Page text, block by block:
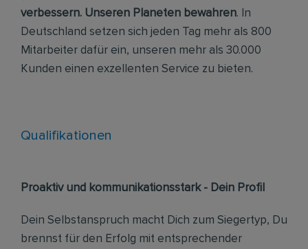
verbessern. Unseren Planeten bewahren. In
Deutschland setzen sich jeden Tag mehr als 800
Mitarbeiter dafür ein, unseren mehr als 30.000
Kunden einen exzellenten Service zu bieten.
Qualifikationen
Proaktiv und kommunikationsstark - Dein Profil
Dein Selbstanspruch macht Dich zum Siegertyp, Du
brennst für den Erfolg mit entsprechender